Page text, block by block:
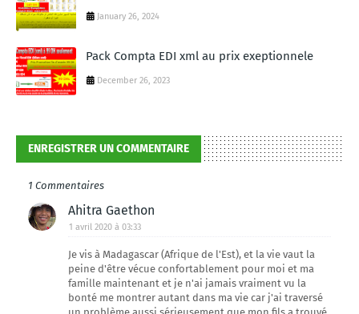
January 26, 2024
Pack Compta EDI xml au prix exeptionnele
December 26, 2023
ENREGISTRER UN COMMENTAIRE
1 Commentaires
Ahitra Gaethon
1 avril 2020 à 03:33
Je vis à Madagascar (Afrique de l'Est), et la vie vaut la
peine d'être vécue confortablement pour moi et ma
famille maintenant et je n'ai jamais vraiment vu la
bonté me montrer autant dans ma vie car j'ai traversé